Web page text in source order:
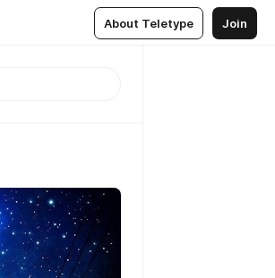
About Teletype Join